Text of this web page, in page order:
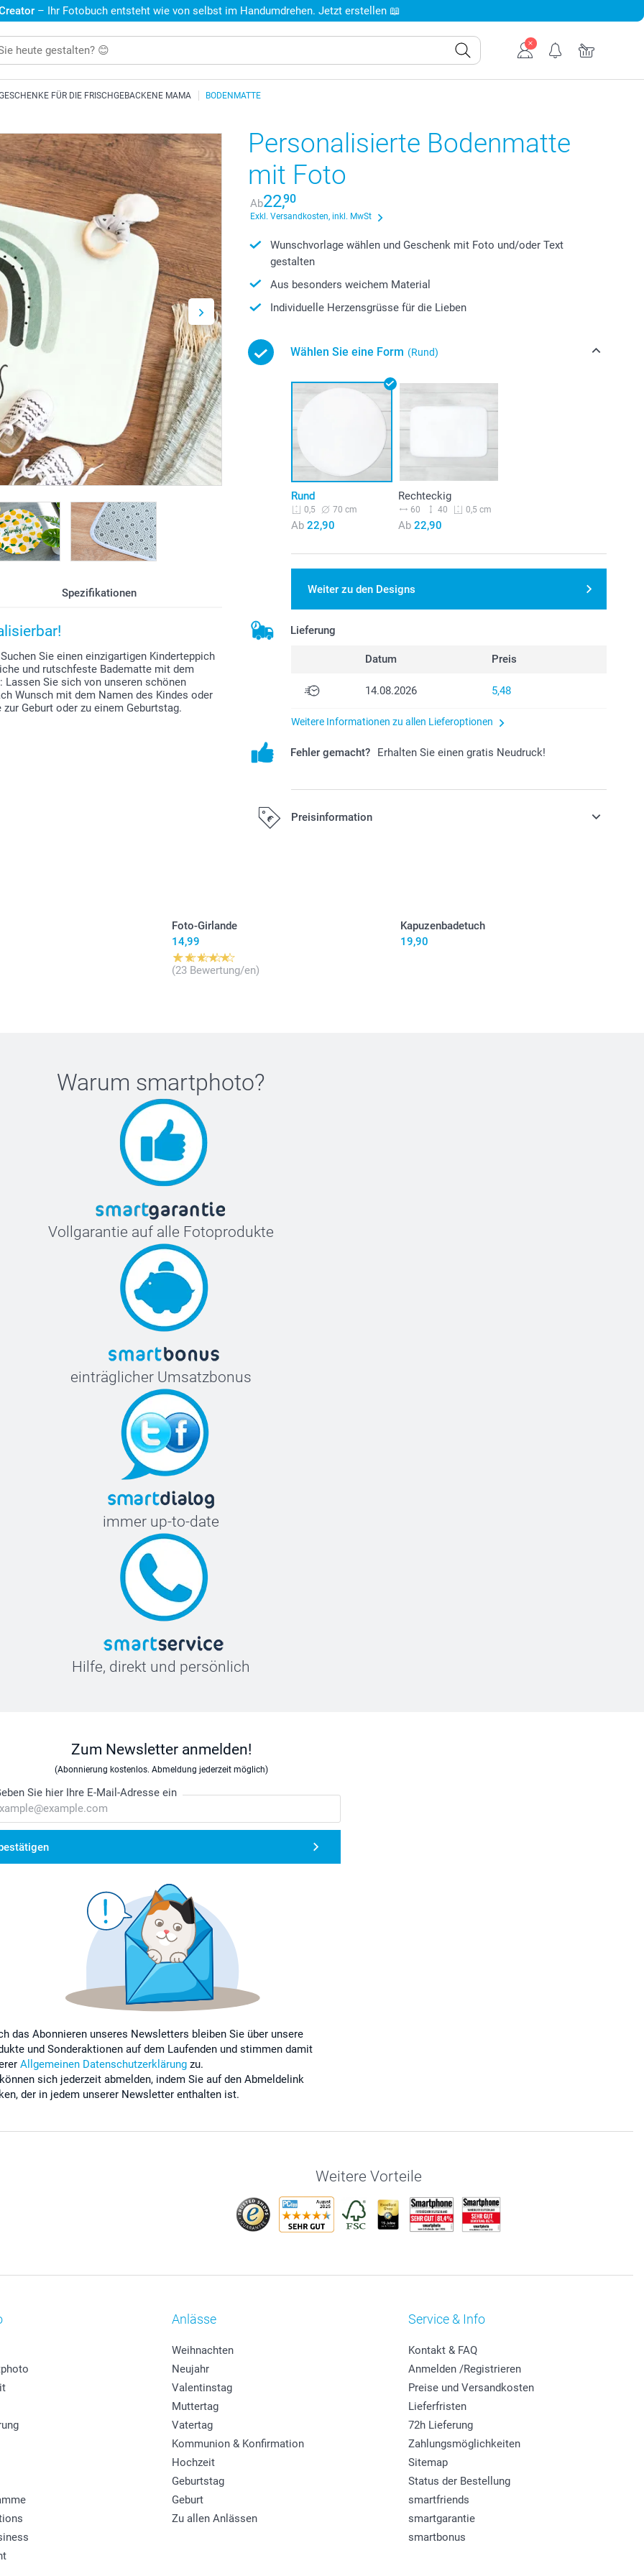
– Ihr Fotobuch entsteht wie von selbst im Handumdrehen. Jetzt erstellen 📖
FÜR DIE FRISCHGEBACKENE MAMA BODENMATTE
Spezifikationen
Sie einen einzigartigen Kinderteppich
und rutschfeste Badematte mit dem
Sie sich von unseren schönen
Wunsch mit dem Namen des Kindes oder
Geburt oder zu einem Geburtstag.
Personalisierte Bodenmatte
mit Foto
Ab22,90
Exkl. Versandkosten, inkl. MwSt
Wunschvorlage wählen und Geschenk mit Foto und/oder Text
gestalten
Aus besonders weichem Material
Individuelle Herzensgrüsse für die Lieben
Wählen Sie eine Form (Rund)
Rund
0,5 70 cm
Ab 22,90
Rechteckig
60 40 0,5 cm
Ab 22,90
Weiter zu den Designs
Lieferung
Datum Preis
14.08.2026 5,48
Weitere Informationen zu allen Lieferoptionen
Fehler gemacht? Erhalten Sie einen gratis Neudruck!
Preisinformation
Foto-Girlande
14,99
(23 Bewertung/en)
Kapuzenbadetuch
19,90
Warum smartphoto?
Vollgarantie auf alle Fotoprodukte
einträglicher Umsatzbonus
immer up-to-date
Hilfe, direkt und persönlich
Zum Newsletter anmelden!
(Abonnierung kostenlos. Abmeldung jederzeit möglich)
Sie hier Ihre E-Mail-Adresse ein
das Abonnieren unseres Newsletters bleiben Sie über unsere
und Sonderaktionen auf dem Laufenden und stimmen damit
Allgemeinen Datenschutzerklärung zu.
sich jederzeit abmelden, indem Sie auf den Abmeldelink
der in jedem unserer Newsletter enthalten ist.
Weitere Vorteile
Anlässe
Weihnachten
Neujahr
Valentinstag
Muttertag
Vatertag
Kommunion & Konfirmation
Hochzeit
Geburtstag
Geburt
Zu allen Anlässen
Service & Info
Kontakt & FAQ
Anmelden /Registrieren
Preise und Versandkosten
Lieferfristen
72h Lieferung
Zahlungsmöglichkeiten
Sitemap
Status der Bestellung
smartfriends
smartgarantie
smartbonus